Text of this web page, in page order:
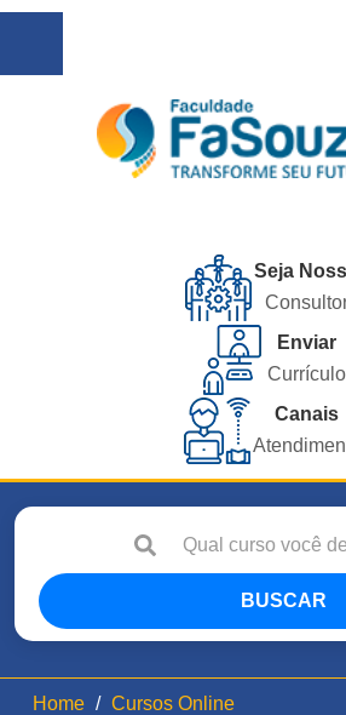
Seja
Enviar
Currículo
Canais
BUSCAR
Home
Cursos Online